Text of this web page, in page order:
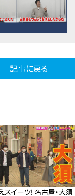
記事に戻る
スイーツ! 名古屋・大須